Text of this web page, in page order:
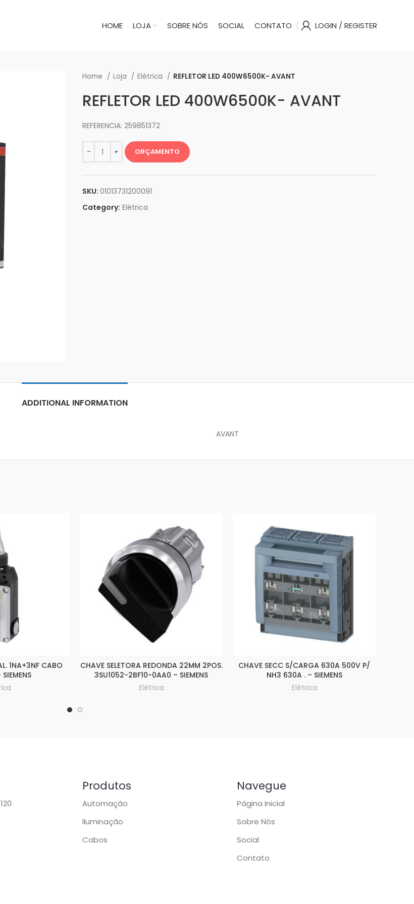
HOME LOJA SOBRE NÓS SOCIAL CONTATO LOGIN / REGISTER
Home Loja Elétrica REFLETOR LED 400W6500K- AVANT
REFLETOR LED 400W6500K- AVANT
REFERENCIA: 259851372
ORÇAMENTO
SKU: 01013731200091
Category: Elétrica
ADDITIONAL INFORMATION
AVANT
1NA+3NF CABO
CHAVE SELETORA REDONDA 22MM 2POS.
3SU1052-2BF10-0AA0 – SIEMENS
Elétrica
CHAVE SECC S/CARGA 630A 500V P/
NH3 630A . – SIEMENS
Elétrica
Produtos
Automação
Iluminação
Cabos
Navegue
Página Inicial
Sobre Nós
Social
Contato